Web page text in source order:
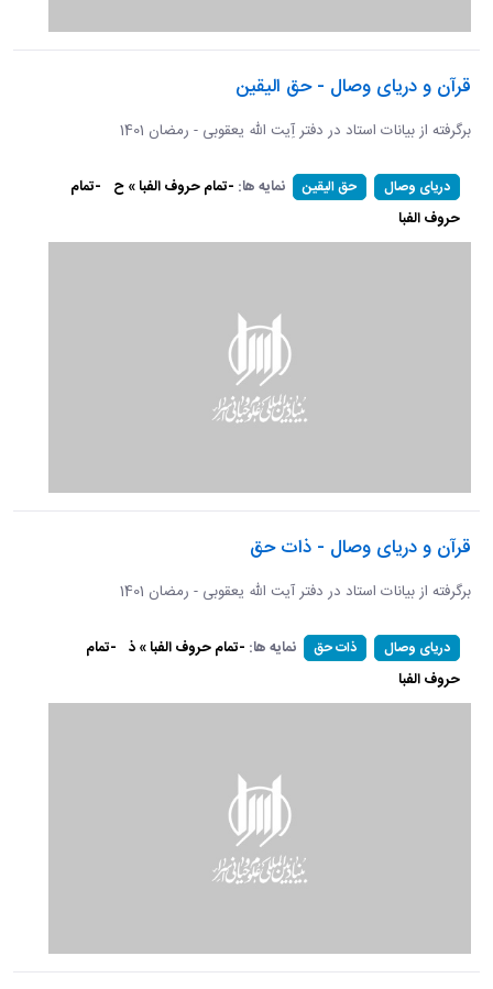
قرآن و دریای وصال - حق الیقین
برگرفته از بیانات استاد در دفتر آِیت الله یعقوبی - رمضان 1401
دریای وصال حق الیقین نمایه ها: -تمام حروف الفبا » ح -تمام
حروف الفبا
قرآن و دریای وصال - ذات حق
برگرفته از بیانات استاد در دفتر آیت الله یعقوبی - رمضان 1401
دریای وصال ذات حق نمایه ها: -تمام حروف الفبا » ذ -تمام
حروف الفبا